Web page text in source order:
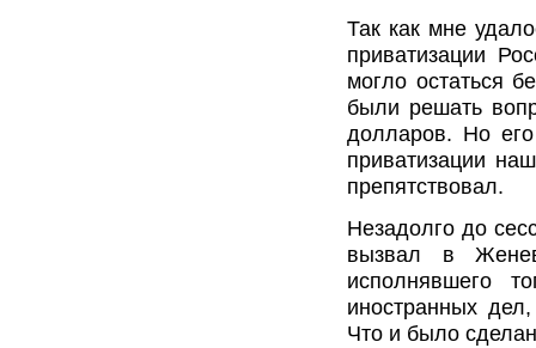
Так как мне
приватизации
могло остаться
были решать
долларов. Но
приватизации
препятствовал.
Незадолго до
вызвал в
исполнявшего
иностранных
Что и было